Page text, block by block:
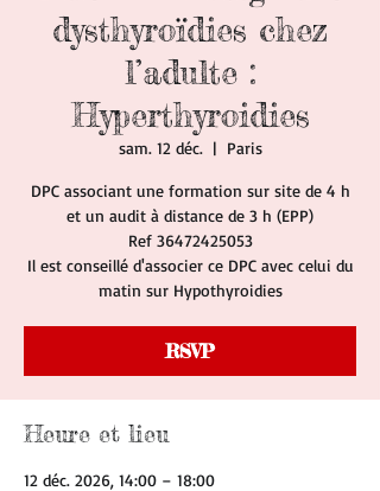
dysthyroïdies chez
l’adulte :
Hyperthyroidies
sam. 12 déc.
  |
Paris
DPC associant une formation sur site de 4 h
et un audit à distance de 3 h (EPP)
Ref 36472425053
Il est conseillé d'associer ce DPC avec celui du
matin sur Hypothyroidies
RSVP
Heure et lieu
12 déc. 2026, 14:00 – 18:00